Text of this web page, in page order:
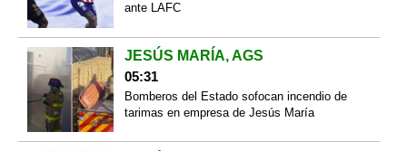
ante LAFC
JESÚS MARÍA, AGS
05:31
Bomberos del Estado sofocan incendio de
tarimas en empresa de Jesús María